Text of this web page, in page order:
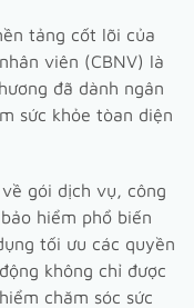
tảng cốt lõi của
viên (CBNV) là
đã dành ngân
sức khỏe tòan diện
gói dịch vụ, công
hiểm phổ biến
tối ưu các quyền
không chỉ được
chăm sóc sức